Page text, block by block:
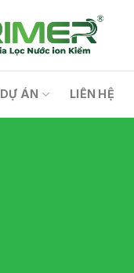
DỰ ÁN LIÊN HỆ